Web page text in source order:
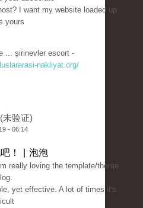
I want my website loaded up
yours
... şirinevler escort -
nakliyat.org/
未验证)
- 06:14
！ | 泡泡
really loving the template/theme
yet effective. A lot of times it's